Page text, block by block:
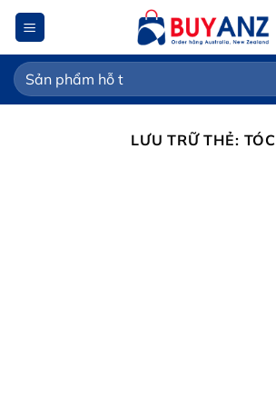
Chuyển
đến
nội
dung
Tìm
kiếm:
LƯU TRỮ THẺ: TÓC